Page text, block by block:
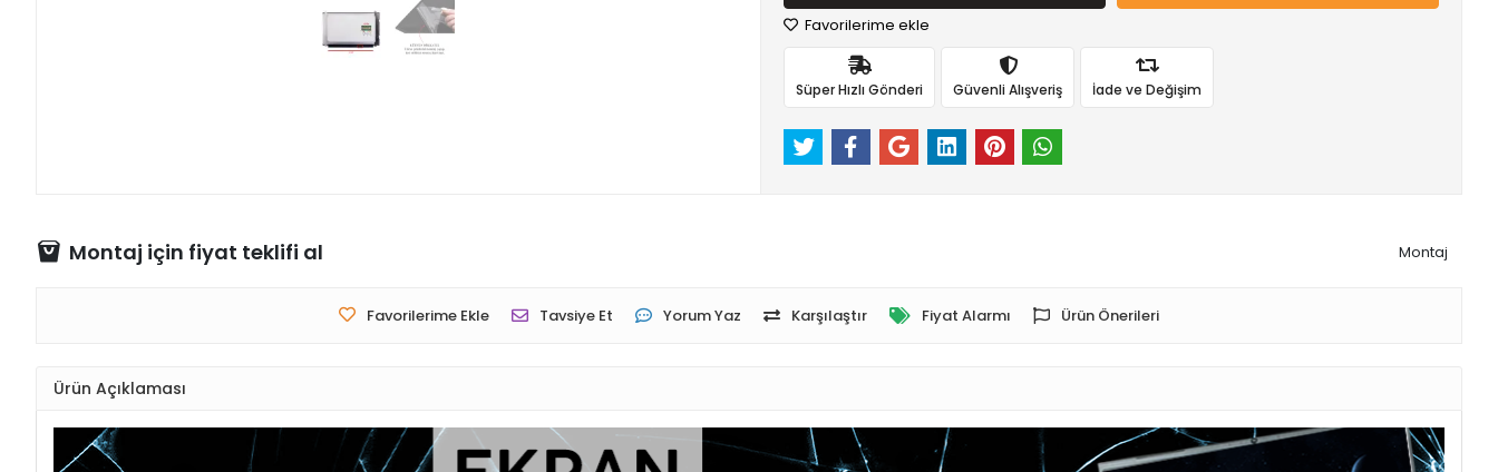
Favorilerime ekle
Süper Hızlı Gönderi Güvenli Alışveriş İade ve Değişim
Montaj için fiyat teklifi al Montaj
Favorilerime Ekle Tavsiye Et Yorum Yaz Karşılaştır Fiyat Alarmı Ürün Önerileri
Ürün Açıklaması